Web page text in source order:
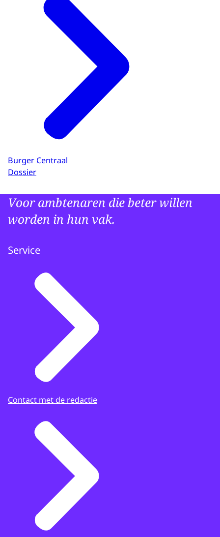
Burger Centraal
Dossier
Voor ambtenaren die beter willen
worden in hun vak.
Service
Contact met de redactie